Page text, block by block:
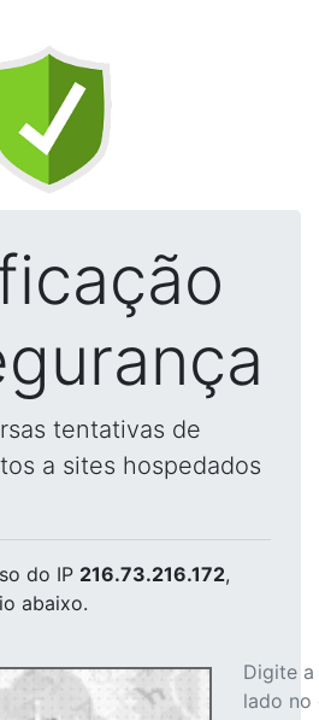
tentativas de
a sites hospedados
do IP 216.73.216.172,
abaixo.
Digite
lado no